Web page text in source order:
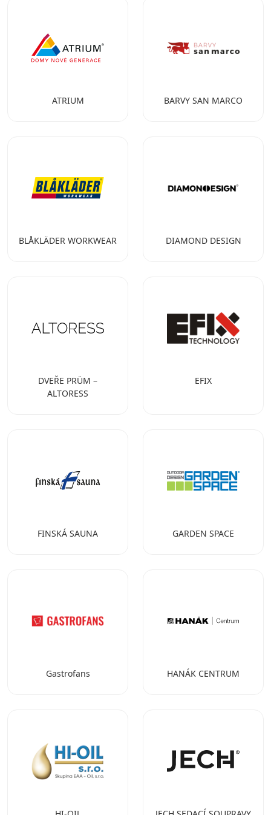
ATRIUM BARVY SAN MARCO
BLÅKLÄDER WORKWEAR DIAMOND DESIGN
DVEŘE PRÜM –
ALTORESS
EFIX
FINSKÁ SAUNA GARDEN SPACE
Gastrofans HANÁK CENTRUM